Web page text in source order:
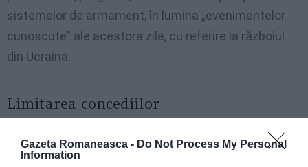
Gazeta Romaneasca - Do Not Process My Personal
Information
sistemelor de armament, în lumina „evenimentelor
cunoscute” ale acestora zile, cu referire la războiul
din Ucraina.
Limitarea concediilor
Conform celor indicate, este necesar să se evalueze
cu atenție acordarea concediilor în avans, întrucât